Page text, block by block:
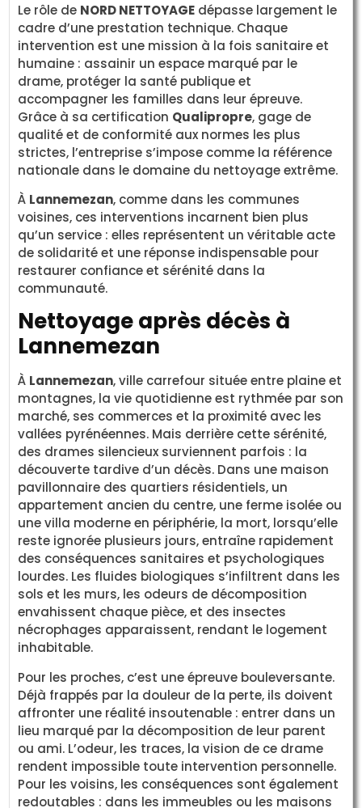
Le rôle de NORD NETTOYAGE dépasse largement le
cadre d’une prestation technique. Chaque
intervention est une mission à la fois sanitaire et
humaine : assainir un espace marqué par le
drame, protéger la santé publique et
accompagner les familles dans leur épreuve.
Grâce à sa certification Qualipropre, gage de
qualité et de conformité aux normes les plus
strictes, l’entreprise s’impose comme la référence
nationale dans le domaine du nettoyage extrême.
À Lannemezan, comme dans les communes
voisines, ces interventions incarnent bien plus
qu’un service : elles représentent un véritable acte
de solidarité et une réponse indispensable pour
restaurer confiance et sérénité dans la
communauté.
Nettoyage après décès à
Lannemezan
À Lannemezan, ville carrefour située entre plaine et
montagnes, la vie quotidienne est rythmée par son
marché, ses commerces et la proximité avec les
vallées pyrénéennes. Mais derrière cette sérénité,
des drames silencieux surviennent parfois : la
découverte tardive d’un décès. Dans une maison
pavillonnaire des quartiers résidentiels, un
appartement ancien du centre, une ferme isolée ou
une villa moderne en périphérie, la mort, lorsqu’elle
reste ignorée plusieurs jours, entraîne rapidement
des conséquences sanitaires et psychologiques
lourdes. Les fluides biologiques s’infiltrent dans les
sols et les murs, les odeurs de décomposition
envahissent chaque pièce, et des insectes
nécrophages apparaissent, rendant le logement
inhabitable.
Pour les proches, c’est une épreuve bouleversante.
Déjà frappés par la douleur de la perte, ils doivent
affronter une réalité insoutenable : entrer dans un
lieu marqué par la décomposition de leur parent
ou ami. L’odeur, les traces, la vision de ce drame
rendent impossible toute intervention personnelle.
Pour les voisins, les conséquences sont également
redoutables : dans les immeubles ou les maisons